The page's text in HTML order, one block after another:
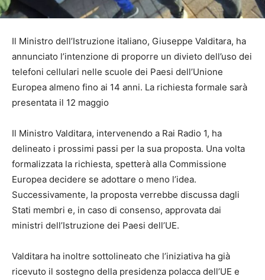
Il Ministro dell’Istruzione italiano, Giuseppe Valditara, ha
annunciato l’intenzione di proporre un divieto dell’uso dei
telefoni cellulari nelle scuole dei Paesi dell’Unione
Europea almeno fino ai 14 anni. La richiesta formale sarà
presentata il 12 maggio
Il Ministro Valditara, intervenendo a Rai Radio 1, ha
delineato i prossimi passi per la sua proposta. Una volta
formalizzata la richiesta, spetterà alla Commissione
Europea decidere se adottare o meno l’idea.
Successivamente, la proposta verrebbe discussa dagli
Stati membri e, in caso di consenso, approvata dai
ministri dell’Istruzione dei Paesi dell’UE.
Valditara ha inoltre sottolineato che l’iniziativa ha già
ricevuto il sostegno della presidenza polacca dell’UE e